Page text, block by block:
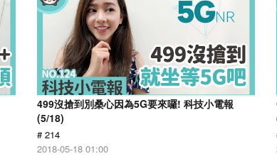
499沒搶到別桑心因為5G要來囉! 科技小電報
(5/18)
# 214
2018-05-18 01:00